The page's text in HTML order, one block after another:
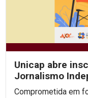
Unicap abre
Jornalismo
conteúdos e
Comprometida em